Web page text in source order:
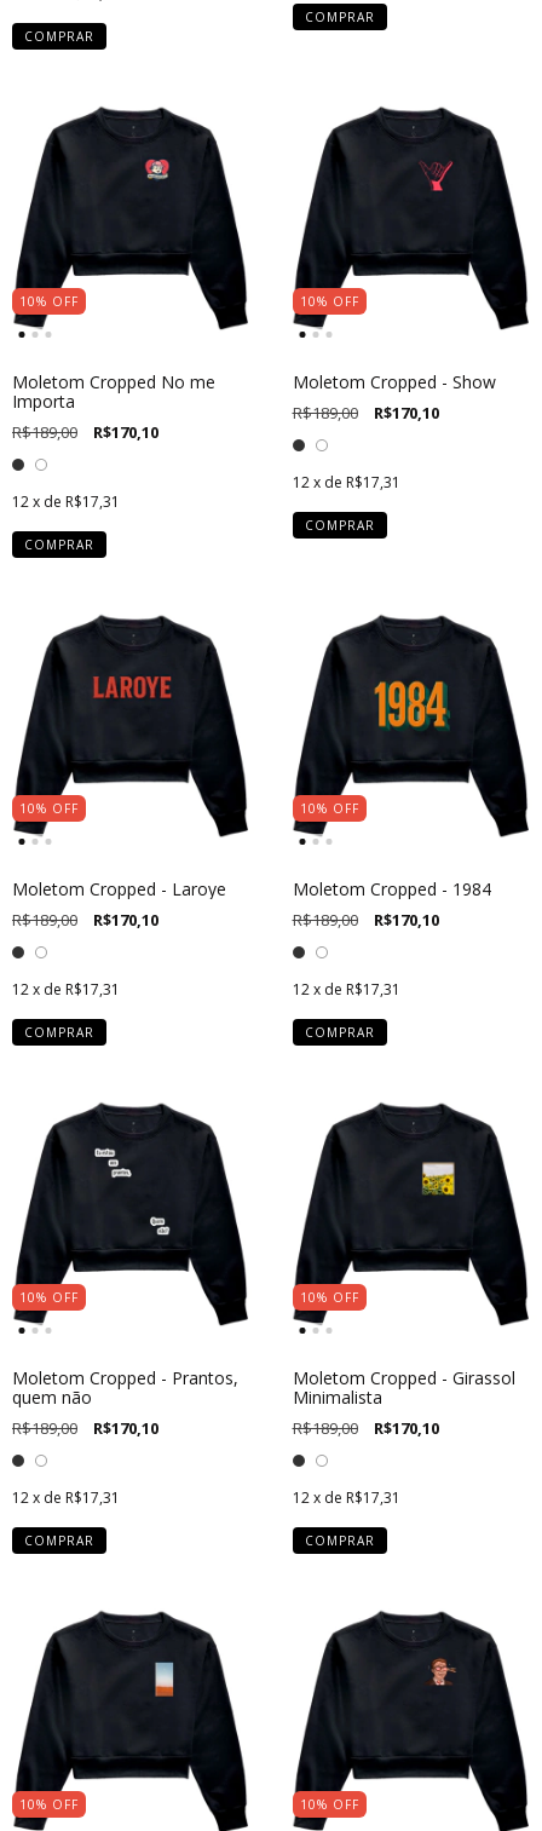
COMPRAR
COMPRAR
10% OFF
Moletom Cropped No me
Importa
R$189,00 R$170,10
12x de R$17,31
COMPRAR
10% OFF
Moletom Cropped - Show
R$189,00 R$170,10
12 x de R$17,31
COMPRAR
10% OFF
Moletom Cropped - Laroye
R$189,00 R$170,10
12x de R$17,31
COMPRAR
10% OFF
Moletom Cropped - 1984
R$189,00 R$170,10
12 x de R$17,31
COMPRAR
10% OFF
Moletom Cropped - Prantos,
quem não
R$189,00 R$170,10
12x de R$17,31
COMPRAR
10% OFF
Moletom Cropped - Girassol
Minimalista
R$189,00 R$170,10
12 x de R$17,31
COMPRAR
10% OFF 10% OFF